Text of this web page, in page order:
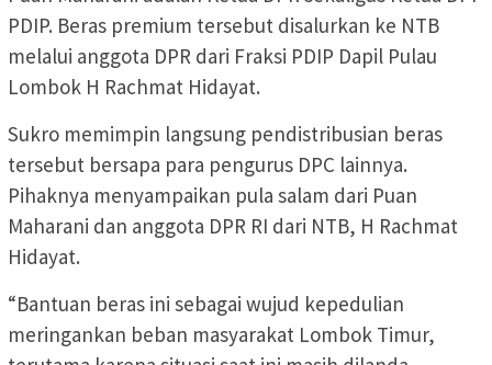
PDIP. Beras premium tersebut disalurkan ke NTB
melalui anggota DPR dari Fraksi PDIP Dapil Pulau
Lombok H Rachmat Hidayat.
Sukro memimpin langsung pendistribusian beras
tersebut bersapa para pengurus DPC lainnya.
Pihaknya menyampaikan pula salam dari Puan
Maharani dan anggota DPR RI dari NTB, H Rachmat
Hidayat.
“Bantuan beras ini sebagai wujud kepedulian
meringankan beban masyarakat Lombok Timur,